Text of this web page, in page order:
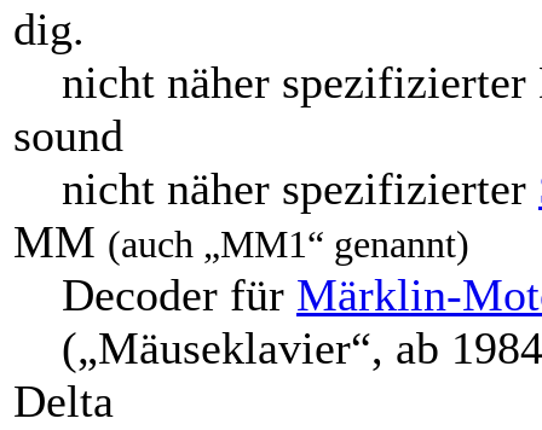
dig.
nicht näher
sound
nicht näher spezifizierter
MM (auch „MM1“ genannt)
Decoder für Märklin-
(„Mäuseklavier“, ab
Delta